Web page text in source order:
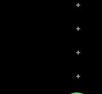
+
+
+
+